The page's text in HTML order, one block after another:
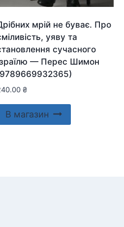
мрій не буває. Про
уяву та
сучасного
— Перес Шимон
₴
В магазин